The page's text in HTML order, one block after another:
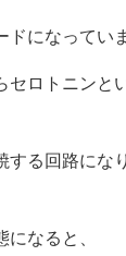
ドになってい
ロトニンと
る回路になり
なると、